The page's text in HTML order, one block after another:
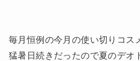
毎月恒例の今月の使い切りコス
猛暑日続きだったので夏のデオ